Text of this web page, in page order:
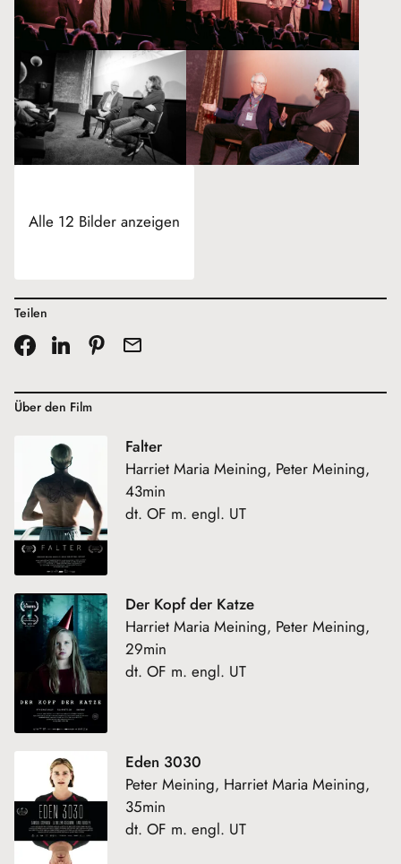
Alle 12 Bilder anzeigen
Teilen
Über den Film
Falter
Harriet Maria Meining, Peter Meining,
43min
dt. OF m. engl. UT
Der Kopf der Katze
Harriet Maria Meining, Peter Meining,
29min
dt. OF m. engl. UT
Eden 3030
Peter Meining, Harriet Maria Meining,
35min
dt. OF m. engl. UT